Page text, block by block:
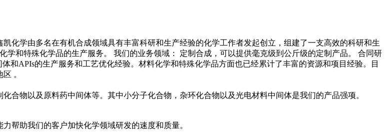
学由多名在有机合成领域具有丰富科研和生产经验的化学工作者发起创立，组建了一支高效的科研和生
和特殊化学品的生产服务。 我们的业务领域： 定制合成，可以提供毫克级到公斤级的定制产品。 合同研
和APIs的生产服务和工艺优化经验。材料化学和特殊化学品方面也已经累计了丰富的资源和项目经验。目
。
物以及原料药中间体等。其中小分子化合物，杂环化合物以及光电材料中间体是我们的产品强项。
帮助我们的客户加快化学领域研发的速度和质量。